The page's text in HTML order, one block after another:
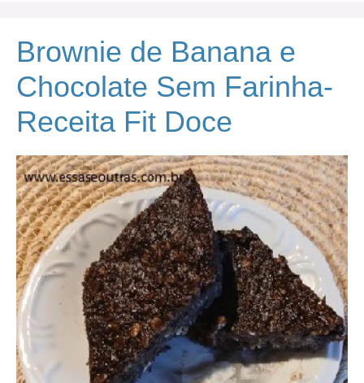
Brownie de Banana e
Chocolate Sem Farinha-
Receita Fit Doce